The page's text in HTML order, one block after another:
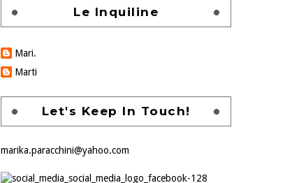
Le Inquiline
Mari.
Marti
Let's Keep In Touch!
marika.paracchini@yahoo.com